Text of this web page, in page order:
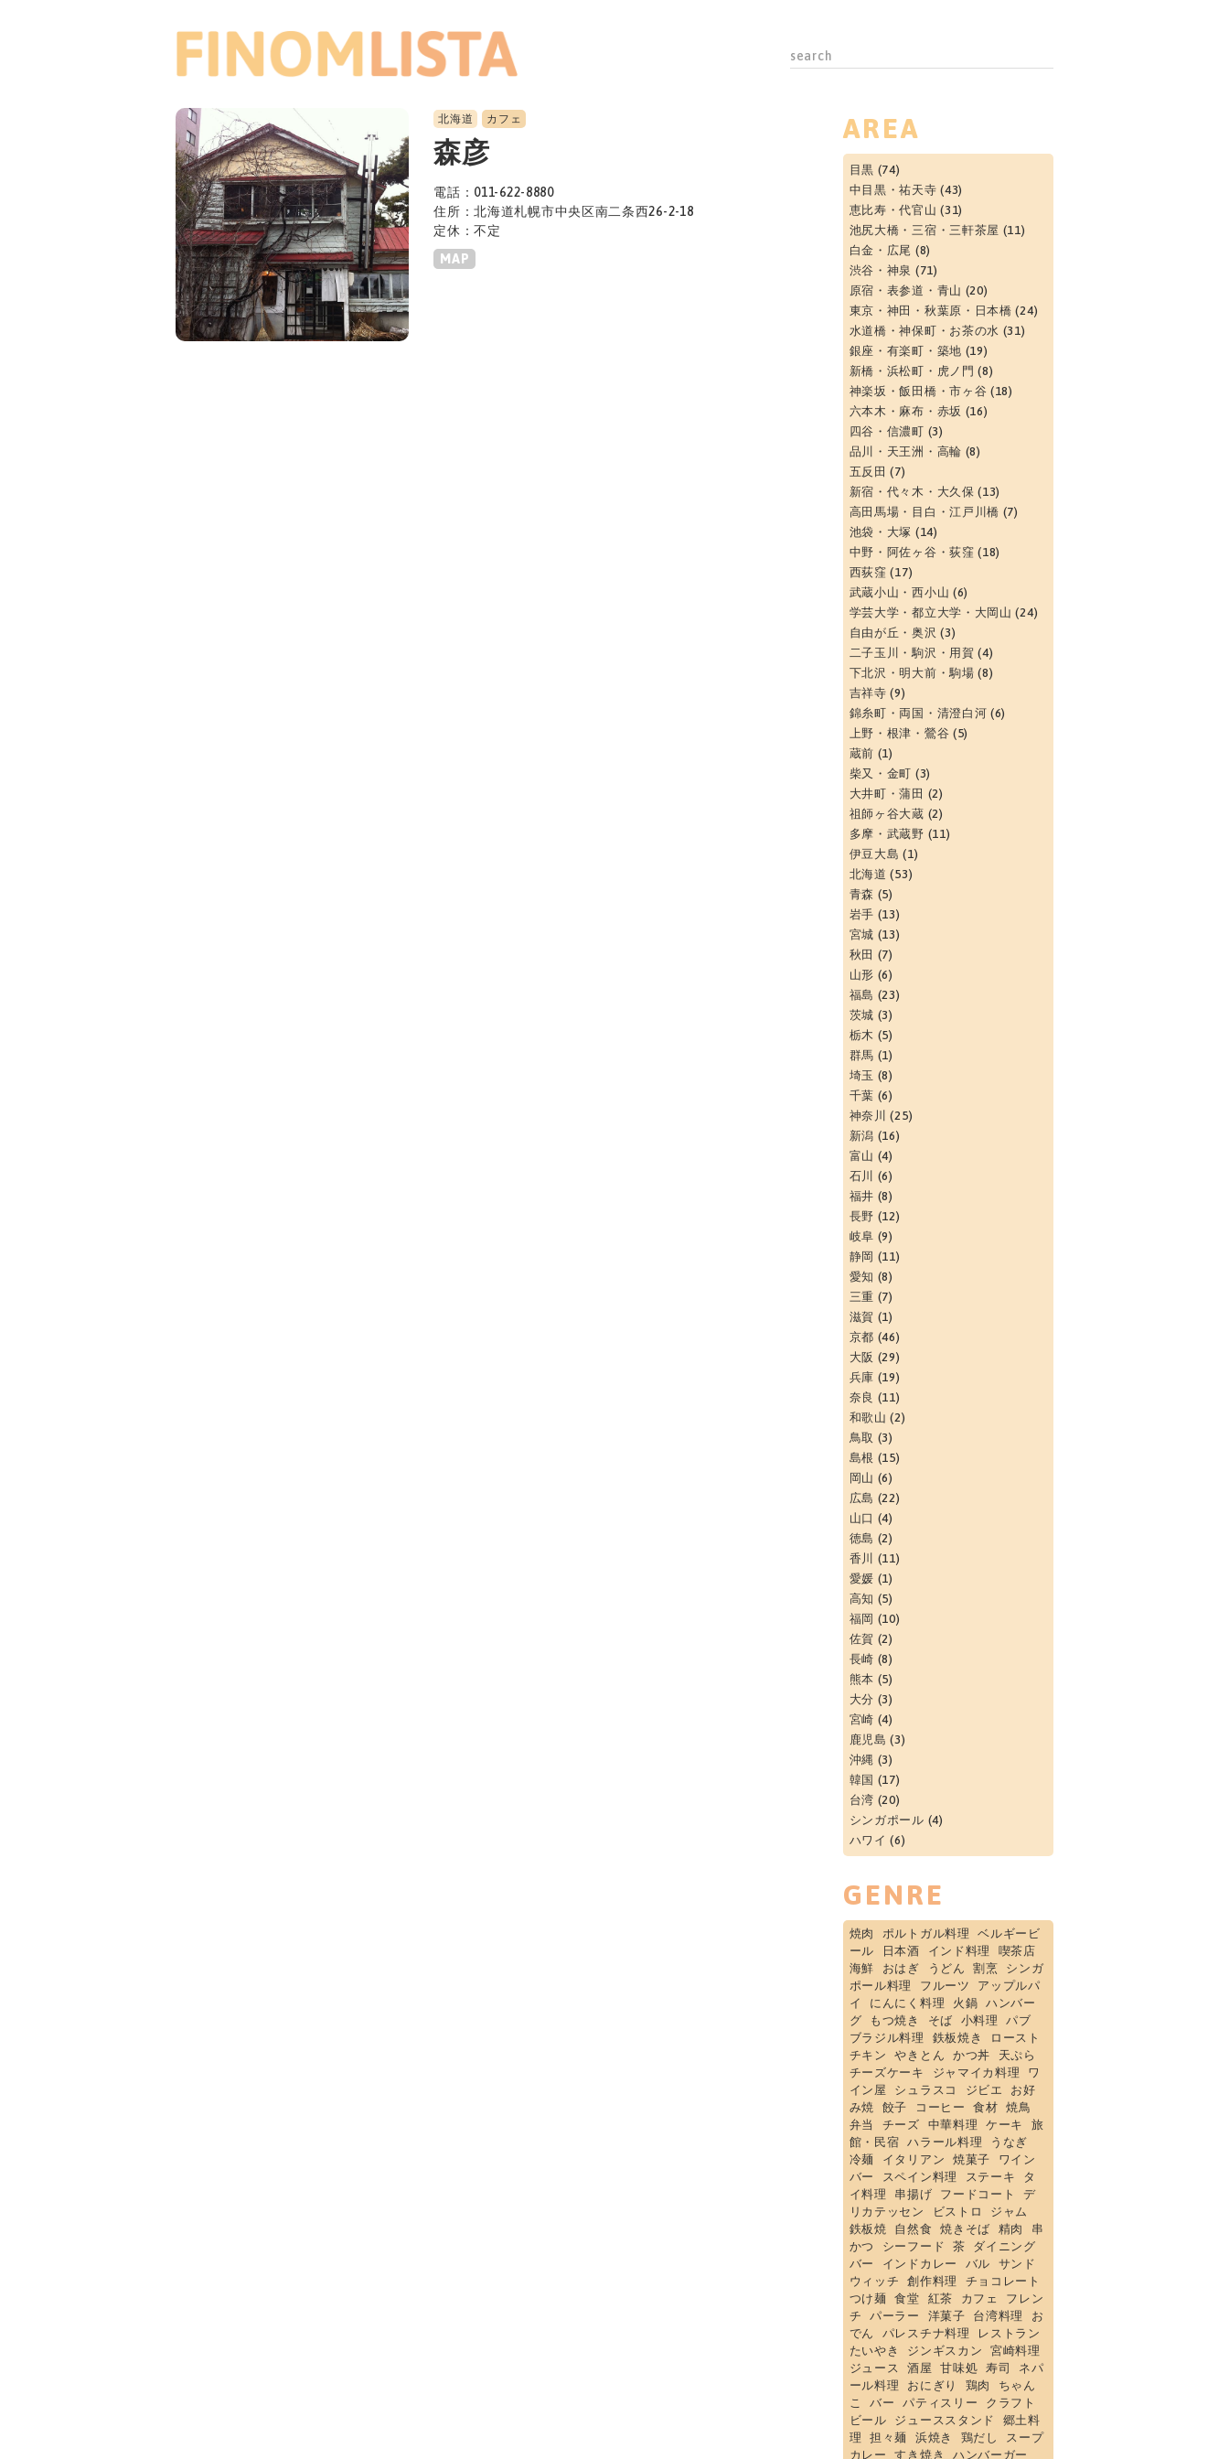
北海道 カフェ
森彦
電話：011-622-8880
住所：北海道札幌市中央区南二条西26-2-18
定休：不定
MAP
AREA
目黒 (74)
中目黒・祐天寺 (43)
恵比寿・代官山 (31)
池尻大橋・三宿・三軒茶屋 (11)
白金・広尾 (8)
渋谷・神泉 (71)
原宿・表参道・青山 (20)
東京・神田・秋葉原・日本橋 (24)
水道橋・神保町・お茶の水 (31)
銀座・有楽町・築地 (19)
新橋・浜松町・虎ノ門 (8)
神楽坂・飯田橋・市ヶ谷 (18)
六本木・麻布・赤坂 (16)
四谷・信濃町 (3)
品川・天王洲・高輪 (8)
五反田 (7)
新宿・代々木・大久保 (13)
高田馬場・目白・江戸川橋 (7)
池袋・大塚 (14)
中野・阿佐ヶ谷・荻窪 (18)
西荻窪 (17)
武蔵小山・西小山 (6)
学芸大学・都立大学・大岡山 (24)
自由が丘・奥沢 (3)
二子玉川・駒沢・用賀 (4)
下北沢・明大前・駒場 (8)
吉祥寺 (9)
錦糸町・両国・清澄白河 (6)
上野・根津・鶯谷 (5)
蔵前 (1)
柴又・金町 (3)
大井町・蒲田 (2)
祖師ヶ谷大蔵 (2)
多摩・武蔵野 (11)
伊豆大島 (1)
北海道 (53)
青森 (5)
岩手 (13)
宮城 (13)
秋田 (7)
山形 (6)
福島 (23)
茨城 (3)
栃木 (5)
群馬 (1)
埼玉 (8)
千葉 (6)
神奈川 (25)
新潟 (16)
富山 (4)
石川 (6)
福井 (8)
長野 (12)
岐阜 (9)
静岡 (11)
愛知 (8)
三重 (7)
滋賀 (1)
京都 (46)
大阪 (29)
兵庫 (19)
奈良 (11)
和歌山 (2)
鳥取 (3)
島根 (15)
岡山 (6)
広島 (22)
山口 (4)
徳島 (2)
香川 (11)
愛媛 (1)
高知 (5)
福岡 (10)
佐賀 (2)
長崎 (8)
熊本 (5)
大分 (3)
宮崎 (4)
鹿児島 (3)
沖縄 (3)
韓国 (17)
台湾 (20)
シンガポール (4)
ハワイ (6)
GENRE
焼肉 ポルトガル料理
ベルギービ
ール
日本酒 インド料理
喫茶店
海鮮
おはぎ うどん 割烹
シンガ
ポール料理
フルーツ
アップルパ
イ
にんにく料理 火鍋
ハンバー
グ
もつ焼き そば 小料理
パブ
ブラジル料理
鉄板焼き
ロースト
チキン
やきとん かつ丼
天ぷら
チーズケーキ
ジャマイカ料理
ワ
イン屋
シュラスコ ジビエ
お好
み焼
餃子 コーヒー 食材
焼鳥
弁当
チーズ 中華料理 ケーキ
旅
館・民宿
ハラール料理
うなぎ
冷麺
イタリアン 焼菓子
ワイン
バー
スペイン料理 ステーキ
タ
イ料理
串揚げ フードコート
デ
リカテッセン
ビストロ
ジャム
鉄板焼
自然食 焼きそば 精肉
串
かつ
シーフード 茶
ダイニング
バー
インドカレー バル
サンド
ウィッチ
創作料理
チョコレート
つけ麺
食堂 紅茶 カフェ
フレン
チ
パーラー 洋菓子 台湾料理
お
でん
パレスチナ料理
レストラン
たいやき
ジンギスカン
宮崎料理
ジュース
酒屋 甘味処 寿司
ネパ
ール料理
おにぎり 鶏肉
ちゃん
こ
バー パティスリー
クラフト
ビール
ジューススタンド
郷土料
理
担々麺 浜焼き 鶏だし
スープ
カレー
すき焼き ハンバーガー